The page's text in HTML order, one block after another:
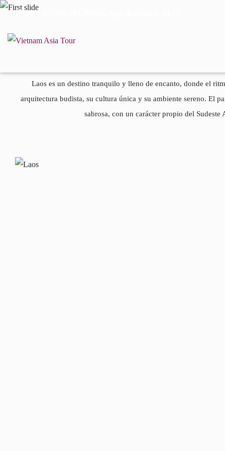
Laos es un destino tranquilo y lleno de encanto, donde el
arquitectura budista, su cultura única y su ambiente sereno. El
sabrosa, con un carácter propio del